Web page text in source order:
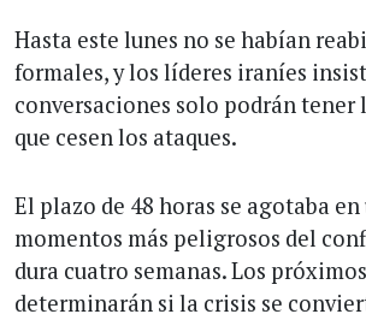
Hasta este lunes no se habían
formales, y los líderes iraníes
conversaciones solo podrán tener
que cesen los ataques.
El plazo de 48 horas se agotaba
momentos más peligrosos del
dura cuatro semanas. Los
determinarán si la crisis se